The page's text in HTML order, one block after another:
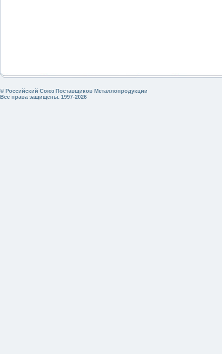
© Российский Союз Поставщиков Металлопродукции
Все права защищены. 1997-2026